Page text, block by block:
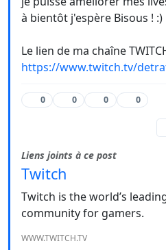
à bientôt j'espère Bisous ! :)
Le lien de ma chaîne
https://www.twitch.tv/
0 0 0 0
Liens joints à ce post
Twitch
Twitch is the world’s
community for gamers.
WWW.TWITCH.TV